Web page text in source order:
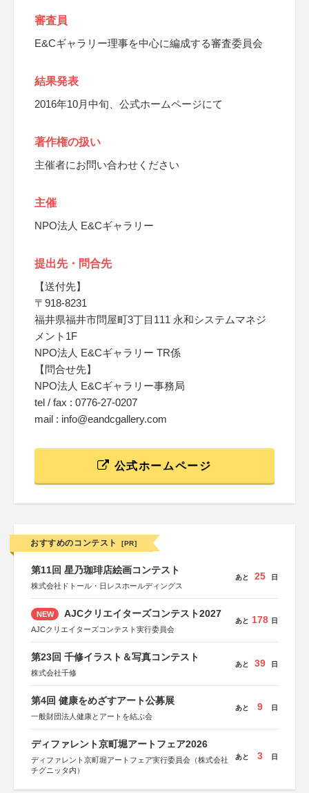
審査員
E&Cギャラリー理事を中心に編成する審査委員会
結果発表
2016年10月中旬、公式ホームページにて
著作権の扱い
主催者にお問い合わせください
主催
NPO法人 E&Cギャラリー
提出先・問合先
【送付先】
〒918-8231
福井県福井市問屋町3丁目111 永和システムマネジ
メント1F
NPO法人 E&Cギャラリー TR係
【問合せ先】
NPO法人 E&Cギャラリー事務局
tel / fax : 0776-27-0207
mail : info@eandcgallery.com
公式ホームページ
おすすめのコンテスト [PR]
第11回 星乃珈琲店絵画コンテスト
株式会社ドトール・日レスホールディングス
あと 25 日
NEW AJCクリエイターズコンテスト2027
AJCクリエイターズコンテスト実行委員会
あと 178 日
第23回 千修イラスト＆写真コンテスト
株式会社千修
あと 39 日
第4回 健康をめざすアート公募展
一般財団法人健康とアートを結ぶ会
あと 9 日
ディファレント京町堀アートフェア2026
ディファレント京町堀アートフェア実行委員会（株式会社
チグニッタ内）
あと 3 日